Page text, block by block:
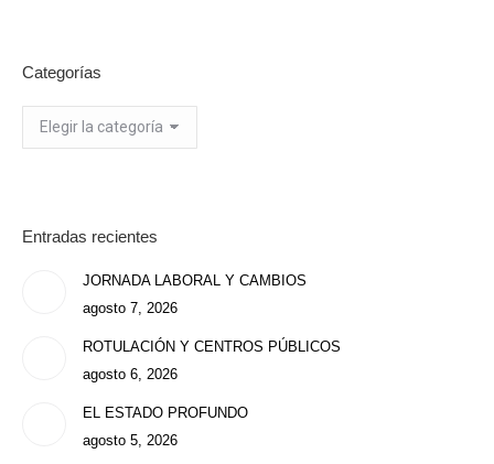
Categorías
Entradas recientes
JORNADA LABORAL Y CAMBIOS
agosto 7, 2026
ROTULACIÓN Y CENTROS PÚBLICOS
agosto 6, 2026
EL ESTADO PROFUNDO
agosto 5, 2026